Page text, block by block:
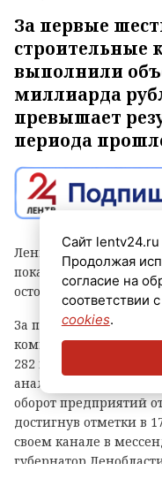
За первые
строительные
выполнили
миллиарда
превышает
периода
Ленинградская
показателями,
осторожным
За первые шесть
компании региона
282 миллиарда
аналогичного
оборот предприятий
достигнув отметки в
своем канале в
губернатор
Сайт lentv24.ru
Продолжая
согласие на
соответствии с
cookies.